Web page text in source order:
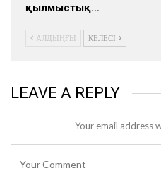
қылмыстық…
АЛДЫҢҒЫ КЕЛЕСІ
LEAVE A REPLY
Your email address